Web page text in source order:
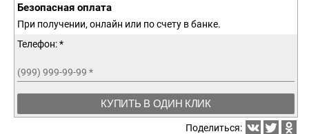
Безопасная оплата
При получении, онлайн или по счету в банке.
Телефон: *
(999) 999-99-99 *
КУПИТЬ В ОДИН КЛИК
Поделиться: